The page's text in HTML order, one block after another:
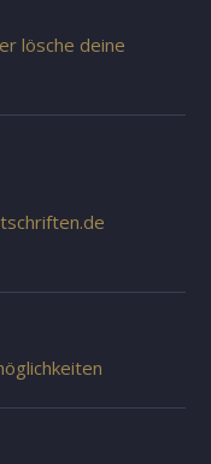
lösche deine